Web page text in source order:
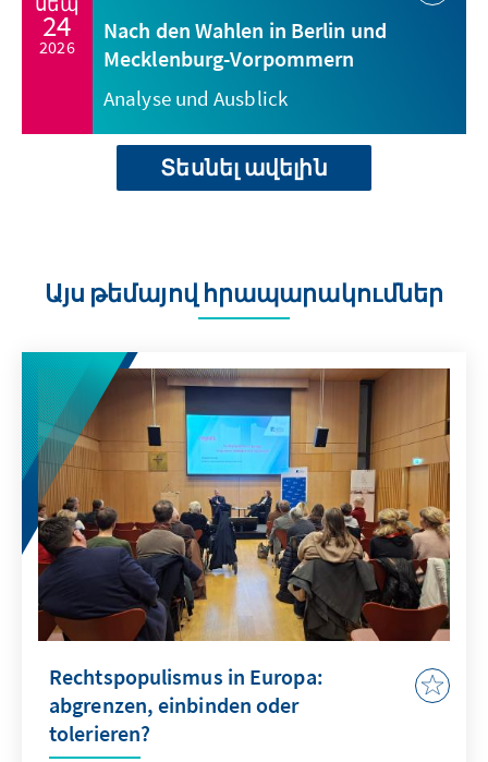
24
2026
Nach den Wahlen in Berlin und
Mecklenburg-Vorpommern
Analyse und Ausblick
Տեսնել ավելին
Այս թեմայով հրապարակումներ
Rechtspopulismus in Europa:
abgrenzen, einbinden oder
tolerieren?